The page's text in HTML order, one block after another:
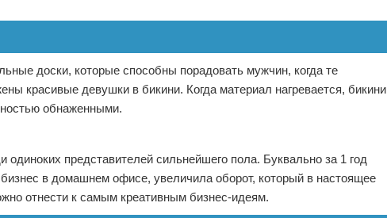
доски, которые способны порадовать мужчин, когда те
красивые девушки в бикини. Когда материал нагревается, бикини
обнаженными.
представителей сильнейшего пола. Буквально за 1 год
в домашнем офисе, увеличила оборот, который в настоящее
отнести к самым креативным бизнес-идеям.